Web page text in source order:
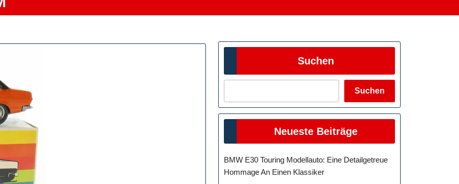
Suchen
Suchen
Neueste Beiträge
BMW E30 Touring Modellauto: Eine Detailgetreue
Hommage An Einen Klassiker